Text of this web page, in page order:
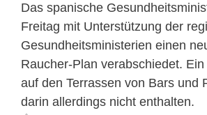
Das spanische
Freitag mit Unterstützung der
Gesundheitsministerien einen
Raucher-Plan verabschiedet.
auf den Terrassen von Bars und
darin allerdings nicht enthalten.